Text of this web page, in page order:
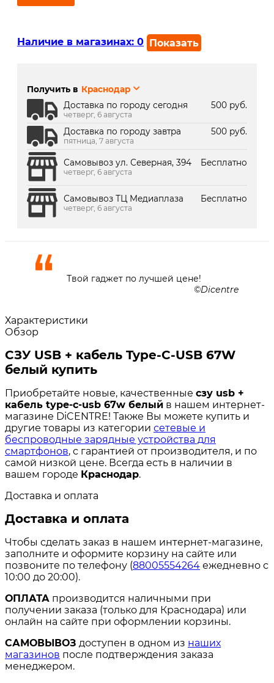
Наличие в магазинах: 0 Показать
г. Краснодар, ТК Медиаплаза:
Получить в Краснодар
Доставка по городу сегодня
500 руб.
четверг, 6 августа
Доставка по городу завтра 500 руб.
пятница, 7 августа
Самовывоз ул. Северная, 394 Бесплатно
четверг, 6 августа
Самовывоз ТЦ Медиаплаза Бесплатно
четверг, 6 августа
Твой гаджет по лучшей цене!
Dicentre
Характеристики
Обзор
СЗУ USB + кабель Type-C-USB 67W
белый купить
Приобретайте новые, качественные сзу usb +
кабель type-c-usb 67w белый в нашем интернет-
магазине DiCENTRE! Также Вы можете купить и
другие товары из категории сетевые и
беспроводные зарядные устройства для
смартфонов, с гарантией от производителя, и по
самой низкой цене. Всегда есть в наличии в
вашем городе Краснодар.
Доставка и оплата
Доставка и оплата
Чтобы сделать заказ в нашем интернет-магазине,
заполните и оформите корзину на сайте или
позвоните по телефону (88005554264 ежедневно с
10:00 до 20:00).
ОПЛАТА производится наличными при
получении заказа (только для Краснодара) или
онлайн на сайте при оформлении корзины.
САМОВЫВОЗ доступен в одном из наших
магазинов после подтверждения заказа
менеджером.